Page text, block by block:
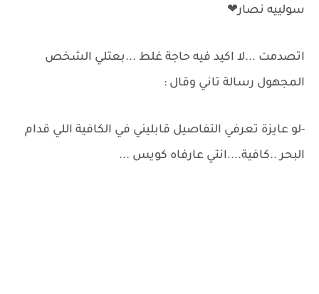
سولييه نصار❤
اتصدمت ...لا اكيد فيه حاجة غلط ...بعتلي الشخص
المجهول رسالة تاني وقال :
-لو عايزة تعرفي التفاصيل قابليني في الكافية اللي قدام
البحر ..كافية....انتي عارفاه كويس ...